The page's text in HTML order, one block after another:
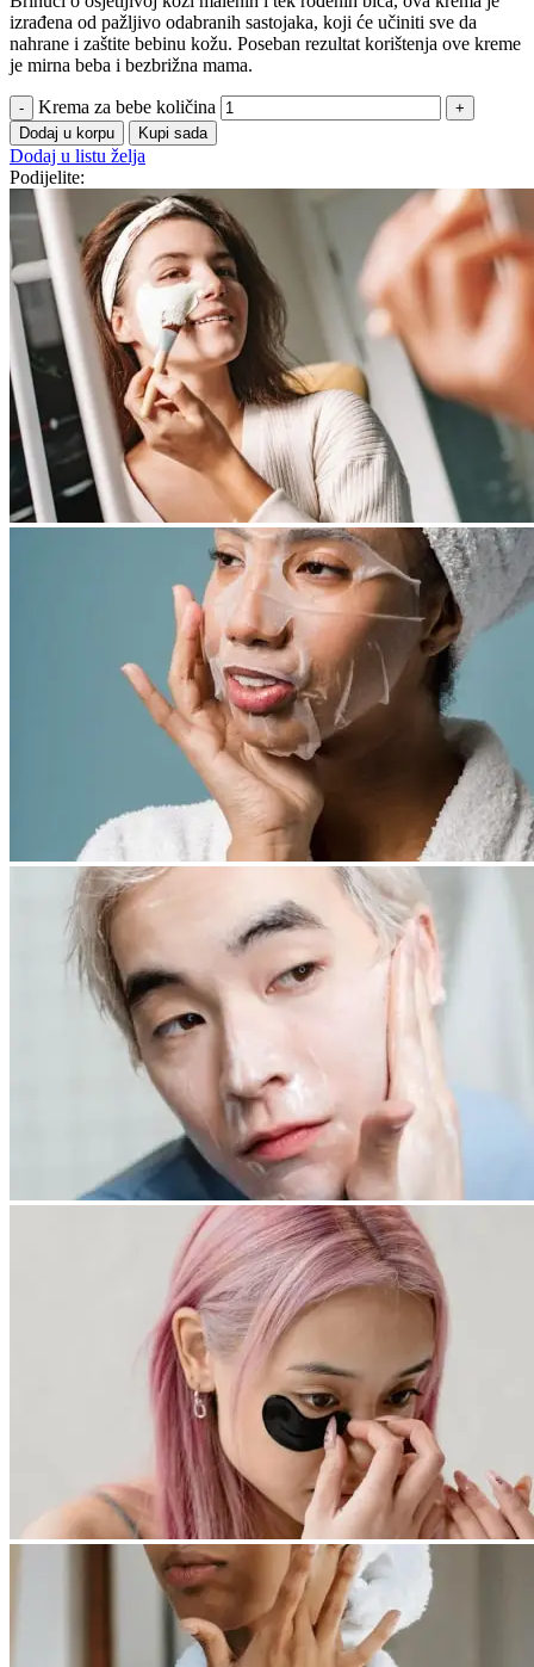
izrađena od pažljivo odabranih sastojaka, koji će učiniti sve da
nahrane i zaštite bebinu kožu. Poseban rezultat korištenja ove kreme
je mirna beba i bezbrižna mama.
Krema za bebe količina
Dodaj u korpu Kupi sada
Dodaj u listu želja
Podijelite: